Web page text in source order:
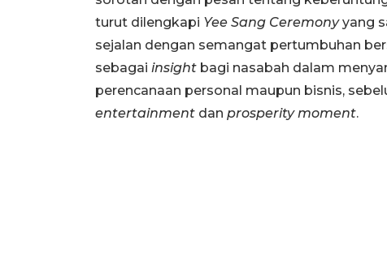
turut dilengkapi Yee Sang Ceremonyyang
sejalan dengan semangat pertumbuhan
sebagai insight bagi nasabah dalam
perencanaan personal maupun bisnis,
entertainment dan prosperity moment.